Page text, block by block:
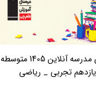
کلاس های مدرسه آنلاین 1405 متوسطه
تجربی _ ریاضی